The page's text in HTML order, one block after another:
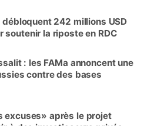
242 millions USD
la riposte en RDC
: les FAMa annoncent une
contre des bases
excuses» après le projet